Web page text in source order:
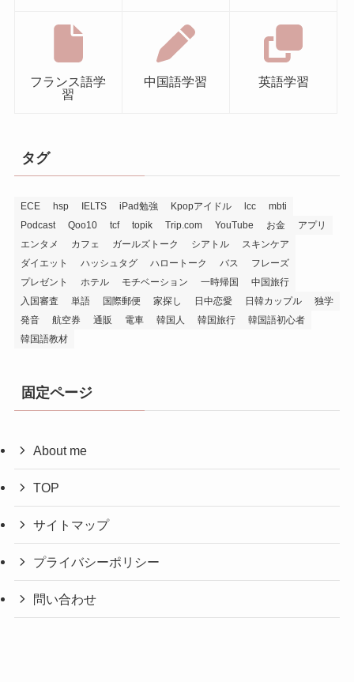
フランス語学
習
中国語学習 英語学習
タグ
ECE hsp IELTS iPad勉強 Kpopアイドル lcc
mbti
Podcast
Qoo10 tcf topik Trip.com YouTube お金
アプリ
エンタメ
カフェ ガールズトーク シアトル
スキンケア
ダイエット
ハッシュタグ ハロートーク バス
フレーズ
プレゼント
ホテル モチベーション 一時帰国
中国旅行
入国審査
単語 国際郵便 家探し 日中恋愛 日韓カップル
独学
発音
航空券 通販 電車 韓国人 韓国旅行
韓国語初心者
韓国語教材
固定ページ
About me
TOP
サイトマップ
プライバシーポリシー
問い合わせ